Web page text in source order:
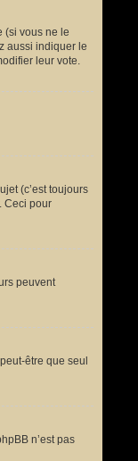
(si vous ne le
aussi indiquer le
leur vote.
(c’est toujours
Ceci pour
peuvent
être que seul
n’est pas